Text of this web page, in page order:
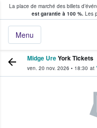
La place de marché des billets
est garantie à 100 %. Les
Menu
fans achètent et
Midge UreYork Tickets
ven. 20 nov. 2026 • 18:30 at